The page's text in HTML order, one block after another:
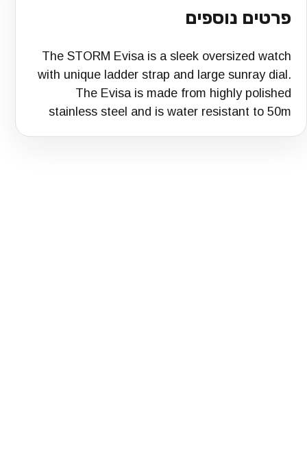
פרטים נוספים
The STORM Evisa is a sleek oversized watch
with unique ladder strap and large sunray dial.
The Evisa is made from highly polished
stainless steel and is water resistant to 50m